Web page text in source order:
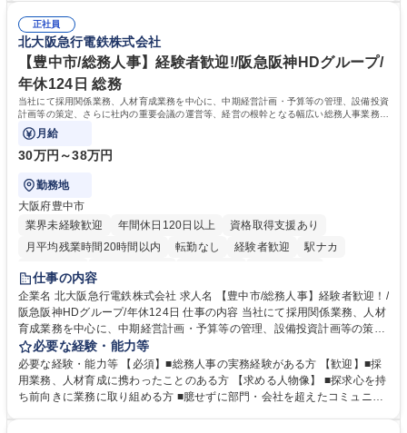
道路施設や道路工事現場の見学ツアー事業 ※入社後は上記いずれかの部門
へ配属。※業務内容変更の範囲：会社の定める業務 募集職種 【都庁グル
ープ】総合職（事務）◇残業月平均9時間未満／有給年平均16日取得
部門など多岐に渡る業務を経験できます。 ■様々なプロジェクト：駐車場
事業の他、新宿駅西口広場内に設置された照明を兼ねた広告「ブライトサ
イン」の管理運営を行うなど、事業収益を生み出す活動を積極的に行って
います。 学歴・資格 学歴：大学院 大学 高専 短大 専修学校 高校 語学力：
資格：
正社員
北大阪急行電鉄株式会社
【豊中市/総務人事】経験者歓迎!/阪急阪神HDグループ/
年休124日 総務
当社にて採用関係業務、人材育成業務を中心に、中期経営計画・予算等の管理、設備投資
計画等の策定、さらに社内の重要会議の運営等、経営の根幹となる幅広い総務人事業務全
般を担当していただきます。
月給
30万円～38万円
勤務地
大阪府豊中市
業界未経験歓迎
年間休日120日以上
資格取得支援あり
月平均残業時間20時間以内
転勤なし 経験者歓迎
駅ナカ
退職金あり
土日祝休み
服装自由 昼食補助あり 食事補助あり
仕事の内容
企業名 北大阪急行電鉄株式会社 求人名 【豊中市/総務人事】経験者歓迎！/
阪急阪神HDグループ/年休124日 仕事の内容 当社にて採用関係業務、人材
育成業務を中心に、中期経営計画・予算等の管理、設備投資計画等の策
定、さらに社内の重要会議の運営等、経営の根幹となる幅広い総務人事業
務全般を担当していただきます。 【主な業務内容】 ■採用関係業務および
人材育成(社員研修)業務の推進 ■中期経営計画および予算等の管理 ■設備
投資計画等の策定 ■社内の重要会議の運営 ■その他総務人事業務全般 【入
必要な経験・能力等
必要な経験・能力等 【必須】■総務人事の実務経験がある方 【歓迎】■採
用業務、人材育成に携わったことのある方 【求める人物像】 ■探求心を持
ち前向きに業務に取り組める方 ■臆せずに部門・会社を超えたコミュニケ